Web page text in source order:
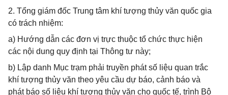
2. Tổng giám đốc Trung tâm khí tượng thủy văn quốc gia
có trách nhiệm:
a) Hướng dẫn các đơn vị trực thuộc tổ chức thực hiện
các nội dung quy định tại Thông tư này;
b) Lập danh Mục trạm phải truyền phát số liệu quan trắc
khí tượng thủy văn theo yêu cầu dự báo, cảnh báo và
phát báo số liệu khí tượng thủy văn cho quốc tế, trình Bộ